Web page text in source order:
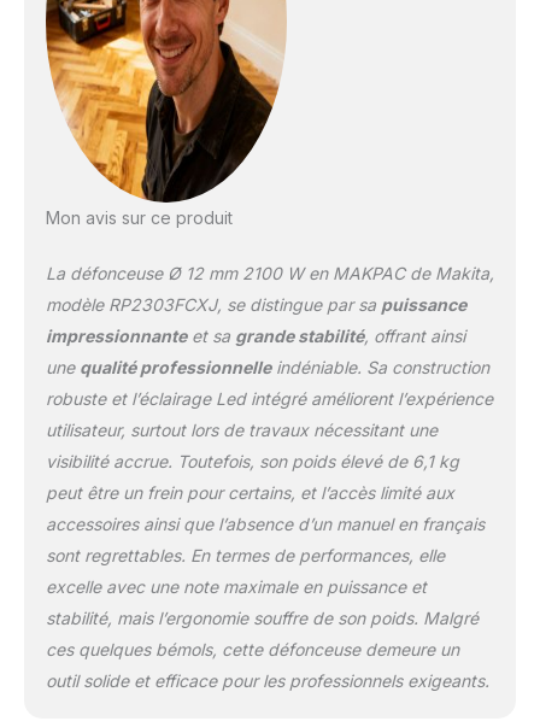
Mon avis sur ce produit
La défonceuse Ø 12 mm 2100 W en MAKPAC de Makita,
modèle RP2303FCXJ, se distingue par sa puissance
impressionnanteet sa grande stabilité, offrant ainsi
une qualité professionnelleindéniable. Sa construction
robuste et l’éclairage Led intégré améliorent l’expérience
utilisateur, surtout lors de travaux nécessitant une
visibilité accrue. Toutefois, son poids élevé de 6,1 kg
peut être un frein pour certains, et l’accès limité aux
accessoires ainsi que l’absence d’un manuel en français
sont regrettables. En termes de performances, elle
excelle avec une note maximale en puissance et
stabilité, mais l’ergonomie souffre de son poids. Malgré
ces quelques bémols, cette défonceuse demeure un
outil solide et efficace pour les professionnels exigeants.